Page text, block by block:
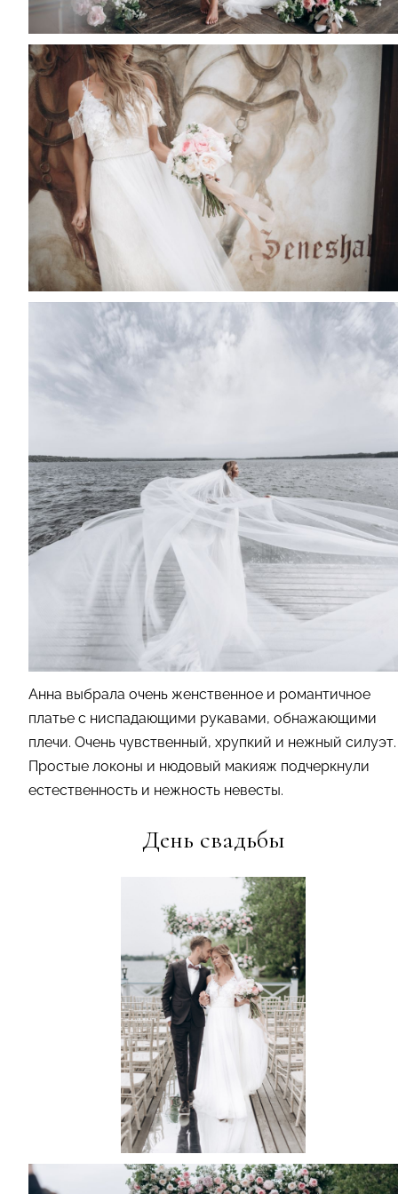
Анна выбрала очень женственное и романтичное
платье с ниспадающими рукавами, обнажающими
плечи. Очень чувственный, хрупкий и нежный силуэт.
Простые локоны и нюдовый макияж подчеркнули
естественность и нежность невесты.
День свадьбы